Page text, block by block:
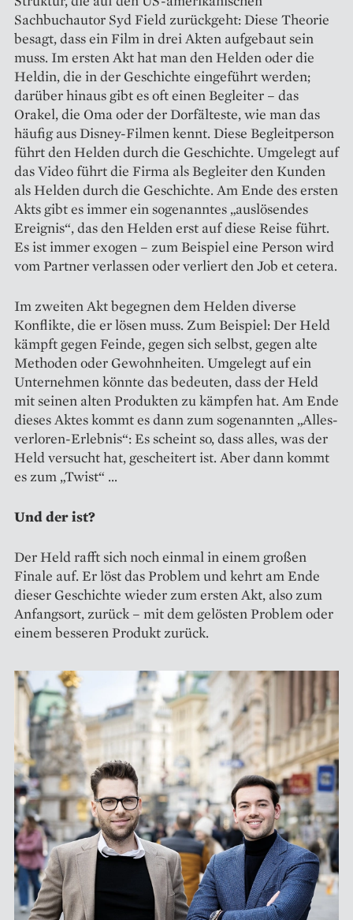
Sachbuchautor Syd Field zurückgeht: Diese Theorie
besagt, dass ein Film in drei Akten aufgebaut sein
muss. Im ersten Akt hat man den Helden oder die
Heldin, die in der Geschichte eingeführt werden;
darüber hinaus gibt es oft einen Begleiter – das
Orakel, die Oma oder der Dorfälteste, wie man das
häufig aus Disney-Filmen kennt. Diese Begleitperson
führt den Helden durch die Geschichte. Umgelegt auf
das Video führt die Firma als Begleiter den Kunden
als Helden durch die Geschichte. Am Ende des ersten
Akts gibt es immer ein sogenanntes „auslösendes
Ereignis“, das den Helden erst auf diese Reise führt.
Es ist immer exogen – zum Beispiel eine Person wird
vom Partner verlassen oder verliert den Job et cetera.
Im zweiten Akt begegnen dem Helden diverse
Konflikte, die er lösen muss. Zum Beispiel: Der Held
kämpft gegen Feinde, gegen sich selbst, gegen alte
Methoden oder Gewohnheiten. Umgelegt auf ein
Unternehmen könnte das bedeuten, dass der Held
mit seinen alten Produkten zu kämpfen hat. Am Ende
dieses Aktes kommt es dann zum sogenannten „Alles-
verloren-Erlebnis“: Es scheint so, dass alles, was der
Held versucht hat, gescheitert ist. Aber dann kommt
es zum „Twist“ …
Und der ist?
Der Held rafft sich noch einmal in einem großen
Finale auf. Er löst das Problem und kehrt am Ende
dieser Geschichte wieder zum ersten Akt, also zum
Anfangsort, zurück – mit dem gelösten Problem oder
einem besseren Produkt zurück.